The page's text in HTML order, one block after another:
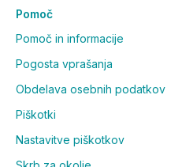
Pomoč
Pomoč in informacije
Pogosta vprašanja
Obdelava osebnih podatkov
Piškotki
Nastavitve piškotkov